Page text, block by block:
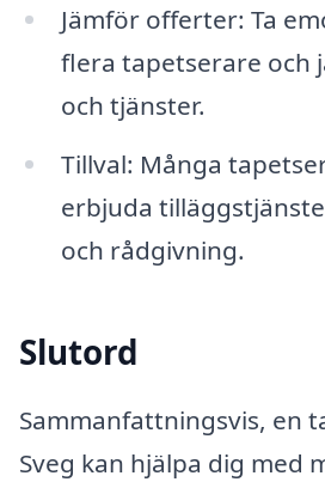
Jämför offerter: Ta
flera tapetserare och
och tjänster.
Tillval: Många
erbjuda
och rådgivning.
Slutord
Sammanfattningsvis, en
Sveg kan hjälpa dig med